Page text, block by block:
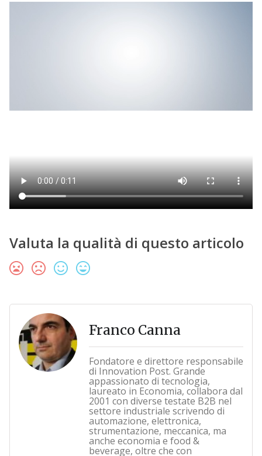
Valuta la qualità di questo articolo
Franco Canna
Fondatore e direttore responsabile
di Innovation Post. Grande
appassionato di tecnologia,
laureato in Economia, collabora dal
2001 con diverse testate B2B nel
settore industriale scrivendo di
automazione, elettronica,
strumentazione, meccanica, ma
anche economia e food &
beverage, oltre che con